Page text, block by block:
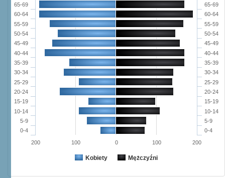
Kobiety Mężczyźni
0-4
5-9
10-14
15-19
20-24
25-29
30-34
35-39
40-44
45-49
50-54
55-59
60-64
65-69
0-4
5-9
10-14
15-19
20-24
25-29
30-34
35-39
40-44
45-49
50-54
55-59
60-64
65-69
200 100 0 100 200